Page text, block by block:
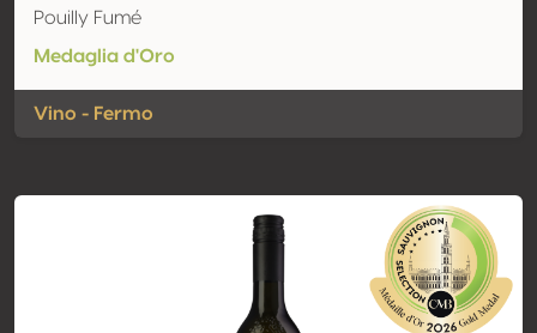
Pouilly Fumé
Medaglia d'Oro
Vino - Fermo